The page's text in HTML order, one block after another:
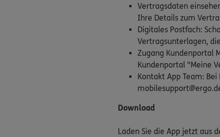
Vertragsdaten
Ihre Details zum
Digitales Postfach:
Vertragsunterlagen,
Zugang Kundenportal
Kundenportal "Meine
Kontakt App Team:
Download
Laden Sie die App jetzt aus